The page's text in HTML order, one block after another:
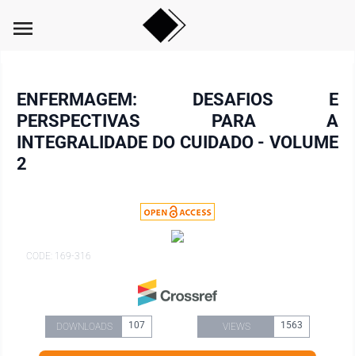
menu
ENFERMAGEM: DESAFIOS E
PERSPECTIVAS PARA A
INTEGRALIDADE DO CUIDADO - VOLUME
2
CODE: 169-316
DOWNLOADS 107 VIEWS 1563